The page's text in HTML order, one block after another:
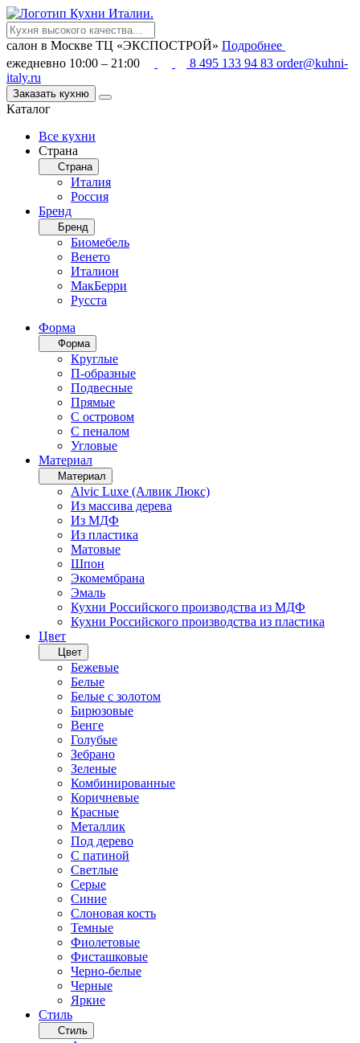
салон в Москве ТЦ «ЭКСПОСТРОЙ» Подробнее
ежедневно 10:00 – 21:00
8 495 133 94 83 order@kuhni-
italy.ru
Заказать кухню
Каталог
Все кухни
Страна
Страна
Италия
Россия
Бренд
Бренд
Биомебель
Венето
Италион
МакБерри
Русста
Форма
Форма
Круглые
П-образные
Подвесные
Прямые
С островом
С пеналом
Угловые
Материал
Материал
Alvic Luxe (Алвик Люкс)
Из массива дерева
Из МДФ
Из пластика
Матовые
Шпон
Экомембрана
Эмаль
Кухни Российского производства из МДФ
Кухни Российского производства из пластика
Цвет
Цвет
Бежевые
Белые
Белые с золотом
Бирюзовые
Венге
Голубые
Зебрано
Зеленые
Комбинированные
Коричневые
Красные
Металлик
Под дерево
С патиной
Светлые
Серые
Синие
Слоновая кость
Темные
Фиолетовые
Фисташковые
Черно-белые
Черные
Яркие
Стиль
Стиль